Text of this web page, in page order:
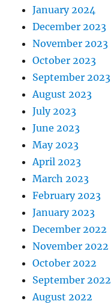
January 2024
December 2023
November 2023
October 2023
September 2023
August 2023
July 2023
June 2023
May 2023
April 2023
March 2023
February 2023
January 2023
December 2022
November 2022
October 2022
September 2022
August 2022